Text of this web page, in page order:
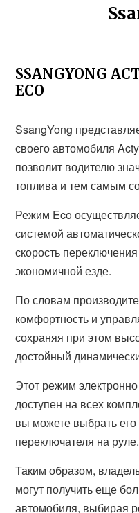
SSANGYONG
ECO
SsangYong
своего автомобиля
позволит водителю
топлива и тем самым
Режим Eco
системой
скорость
экономичной езде.
По словам
комфортность и
сохраняя при этом
достойный
Этот режим
доступен на всех
вы можете выбрать
переключателя на руле.
Таким образом,
могут получить еще
автомобиля, выбирая